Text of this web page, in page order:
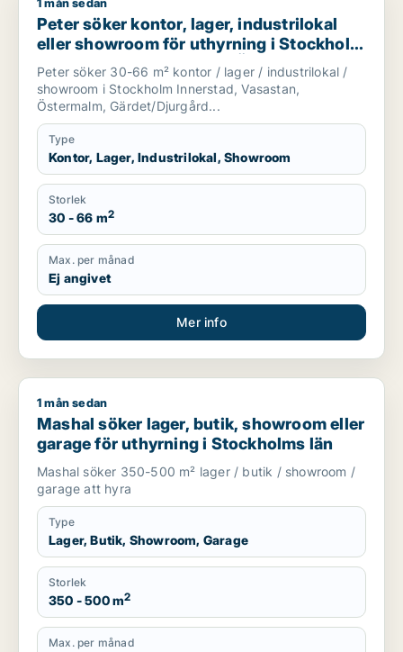
Peter söker kontor, lager, industrilokal eller showroom för
Peter söker kontor, lager, industrilokal
eller showroom för uthyrning i Stockholm
Innerstad, Vasastan eller Östermalm m.fl.
Peter söker 30-66 m² kontor / lager / industrilokal /
showroom i Stockholm Innerstad, Vasastan,
Östermalm, Gärdet/Djurgård...
Type
Kontor, Lager, Industrilokal, Showroom
Storlek
30 - 66 m2
Max. per månad
Ej angivet
Mer info
Mashal söker lager, butik, showroom eller garage för
1 mån sedan
Mashal söker lager, butik, showroom eller
garage för uthyrning i Stockholms län
Mashal söker 350-500 m² lager / butik / showroom /
garage att hyra
Type
Lager, Butik, Showroom, Garage
Storlek
350 - 500 m2
Max. per månad